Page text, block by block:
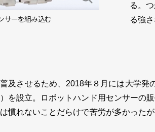
サーを組み込む
る。
る強
及させるため、2018年８月には大学発
を設立。ロボットハンド用センサーの
慣れないことだらけで苦労が多かった